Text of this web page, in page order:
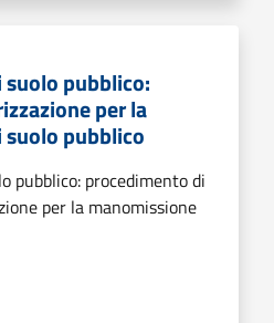
pubblico:
per la
pubblico
pubblico: procedimento di
per la manomissione